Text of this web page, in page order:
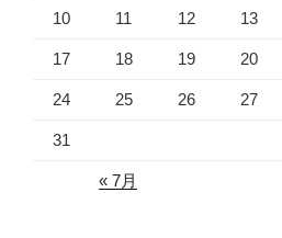
10 11 12 13
17 18 19 20
24 25 26 27
31
« 7月